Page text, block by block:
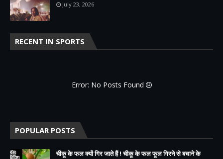
July 23, 2026
RECENT IN SPORTS
Error: No Posts Found
POPULAR POSTS
चीकू के फल क्यों गिर जाते हैं ! चीकू के फल फूल गिरने से बचाने के